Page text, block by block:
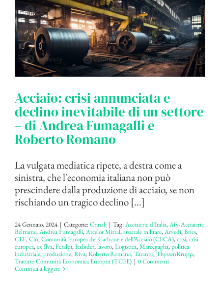
Acciaio: crisi annunciata e
declino inevitabile di un settore
– di Andrea Fumagalli e
Roberto Romano
La vulgata mediatica ripete, a destra come a
sinistra, che l'economia italiana non può
prescindere dalla produzione di acciaio, se non
rischiando un tragico declino [...]
24 Gennaio, 2024 | Categorie:Crinali | Tag:Acciaierie d’Italia,Afv-Acciaierie
Beltrame,Andrea Fumagalli,Arcelor Mittal,arsenale militare,Arvedi,Brics,
CEE,Cln,Comunità Europea del Carbone e dell’Acciaio (CECA),crisi,crisi
europea,ex Ilva,Feralpi,Italsider,lavoro,Logistica,Marcegaglia,politica
industriale,produzione,Riva,Roberto Romano,Taranto,ThyssenKrupp,
Trattato Comunità Economica Europea (TCEE) | 0 Commenti
Continua a leggere